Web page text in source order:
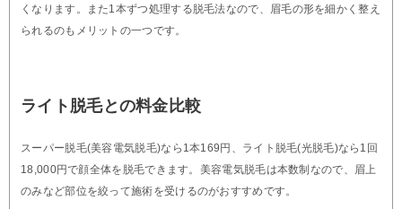
くなります。また1本ずつ処理する脱毛法なので、眉毛の形を細かく整え
られるのもメリットの一つです。
ライト脱毛との料金比較
スーパー脱毛(美容電気脱毛)なら1本169円、ライト脱毛(光脱毛)なら1回
18,000円で顔全体を脱毛できます。美容電気脱毛は本数制なので、眉上
のみなど部位を絞って施術を受けるのがおすすめです。